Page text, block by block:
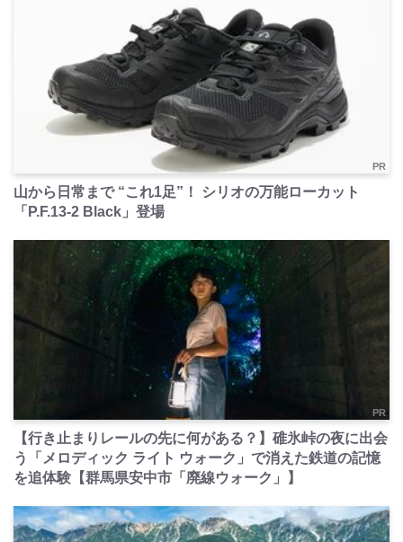
PR
山から日常まで “これ1足”！ シリオの万能ローカット
「P.F.13-2 Black」登場
PR
【行き止まりレールの先に何がある？】碓氷峠の夜に出会
う「メロディック ライト ウォーク」で消えた鉄道の記憶
を追体験【群馬県安中市「廃線ウォーク」】